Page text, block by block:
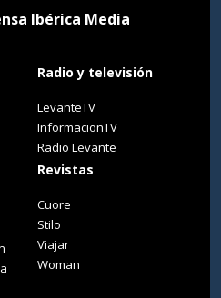
Ibérica Media
Radio y televisión
LevanteTV
InformacionTV
Radio Levante
Revistas
Cuore
Stilo
Viajar
Woman